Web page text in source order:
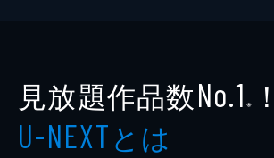
見放題作品数No.1 ※ ！
U-NEXTとは